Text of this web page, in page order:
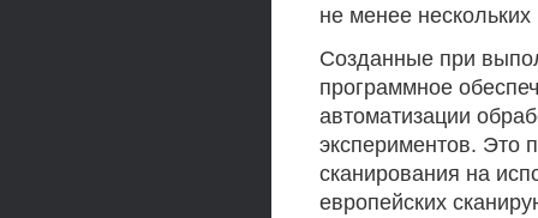
не менее
Созданные при
программное
автоматизации
экспериментов. Это
сканирования на
европейских